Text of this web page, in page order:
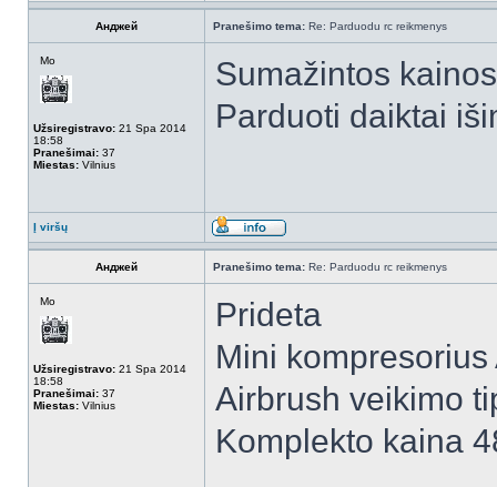
Анджей Pranešimo tema: Re: Parduodu rc reikmenys
Mo
Užsiregistravo: 21 Spa 2014
18:58
Pranešimai: 37
Miestas: Vilnius
Sumažintos
Parduoti daiktai
Į viršų
Анджей Pranešimo tema: Re: Parduodu rc reikmenys
Mo
Užsiregistravo: 21 Spa 2014
18:58
Pranešimai: 37
Miestas: Vilnius
Prideta
Mini
Airbrush veikimo
Komplekto kaina